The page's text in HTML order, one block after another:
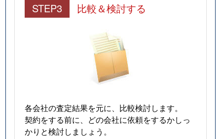
STEP3 比較＆検討する
各会社の査定結果を元に、比較検討します。
契約をする前に、どの会社に依頼をするかしっ
かりと検討しましょう。